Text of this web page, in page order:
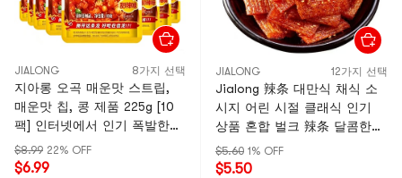
JIALONG 8가지 선택
지아롱 오곡 매운맛 스트립,
매운맛 칩, 콩 제품 225g [10
팩] 인터넷에서 인기 폭발한
간식 [완두콩과 매운맛 스트립
의 만남] 혼합 맛
$8.99 22% OFF
$6.99
JIALONG 12가지 선택
Jialong 辣条 대만식 채식 소
시지 어린 시절 클래식 인기
상품 혼합 벌크 辣条 달콤한
매운맛 22g*5개
$5.60 1% OFF
$5.50